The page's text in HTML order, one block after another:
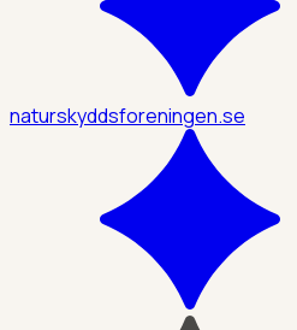
naturskyddsforeningen.se